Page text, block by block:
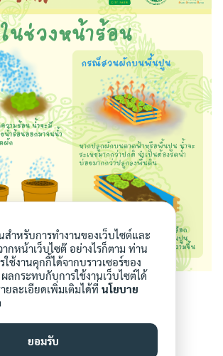
Search
สำหรับการทำงานของเว็บไซต์และ
กหน้าเว็บไซต๊ อย่างไรก็ตาม ท่าน
ช้งานคุกกี้ได้จากบราวเซอร์ของ
ลกระทบกับการใช้งานเว็บไซต์ได้
ยละเอียดเพิ่มเติมได้ที่ นโยบาย
ยอมรับ